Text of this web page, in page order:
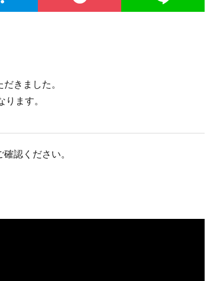
きました。
ます。
認ください。